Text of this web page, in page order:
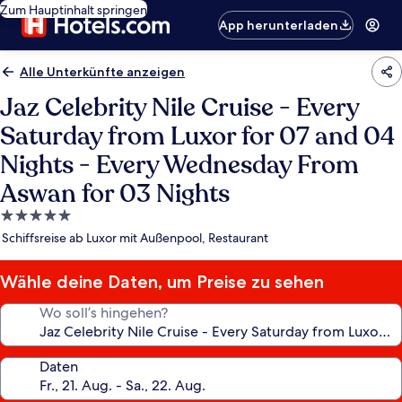
Zum Hauptinhalt springen
App herunterladen
Alle Unterkünfte anzeigen
Jaz Celebrity Nile Cruise - Every
Saturday from Luxor for 07 and 04
Nights - Every Wednesday From
Aswan for 03 Nights
5.0-
Sterne-
Schiffsreise ab Luxor mit Außenpool, Restaurant
Wähle deine Daten, um Preise zu sehen
Wo soll’s hingehen?
Daten